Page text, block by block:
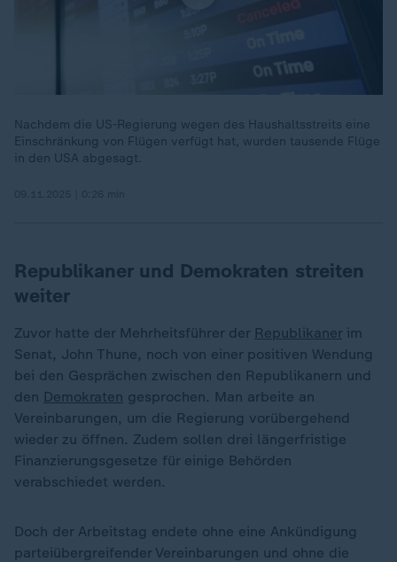
Nachdem die US-Regierung wegen des Haushaltsstreits eine
Einschränkung von Flügen verfügt hat, wurden tausende Flüge
in den USA abgesagt.
Republikaner und Demokraten streiten
weiter
Zuvor hatte der Mehrheitsführer der Republikaner im
Senat, John Thune, noch von einer positiven Wendung
bei den Gesprächen zwischen den Republikanern und
den Demokraten gesprochen. Man arbeite an
Vereinbarungen, um die Regierung vorübergehend
wieder zu öffnen. Zudem sollen drei längerfristige
Finanzierungsgesetze für einige Behörden
verabschiedet werden.
Doch der Arbeitstag endete ohne eine Ankündigung
parteiübergreifender Vereinbarungen und ohne die